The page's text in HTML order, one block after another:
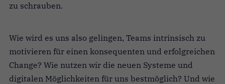
zu schrauben.
Wie wird es uns also gelingen, Teams intrinsisch zu
motivieren für einen konsequenten und erfolgreichen
Change? Wie nutzen wir die neuen Systeme und
digitalen Möglichkeiten für uns bestmöglich? Und wie